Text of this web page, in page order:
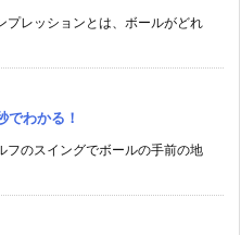
プレッションとは、ボールがどれ
でわかる！
フのスイングでボールの手前の地